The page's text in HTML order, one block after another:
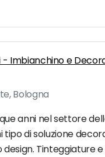
- Imbianchino e
Bologna
anni nel settore
tipo di soluzione
Tinteggiature